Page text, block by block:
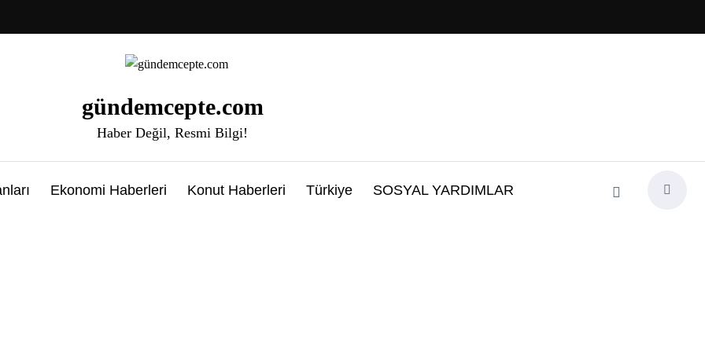
gündemcepte.com
Haber Değil, Resmi Bilgi!
Ekonomi Haberleri Konut Haberleri Türkiye SOSYAL YARDIMLAR